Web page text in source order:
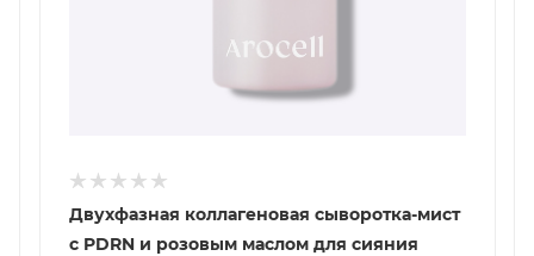
Двухфазная коллагеновая сыворотка-мист
с PDRN и розовым маслом для сияния